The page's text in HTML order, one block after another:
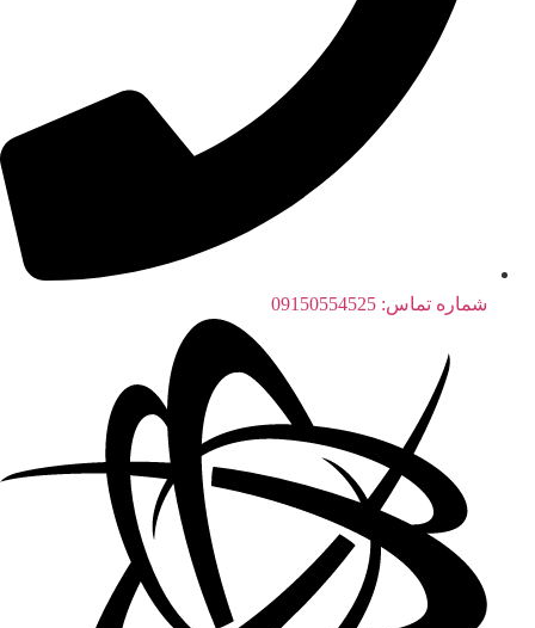
شماره تماس: 09150554525